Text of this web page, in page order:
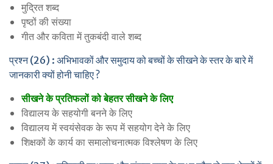
मुद्रित शब्द
पृष्ठों की संख्या
गीत और कविता में तुकबंदी वाले शब्द
प्रश्न (26) : अभिभावकों और समुदाय को बच्चों के सीखने के स्तर के बारे में
जानकारी क्यों होनी चाहिए ?
सीखने के प्रतिफलों को बेहतर सीखने के लिए
विद्यालय के सहयोगी बनने के लिए
विद्यालय में स्वयंसेवक के रूप में सहयोग देने के लिए
शिक्षकों के कार्य का समालोचनात्मक विश्लेषण के लिए